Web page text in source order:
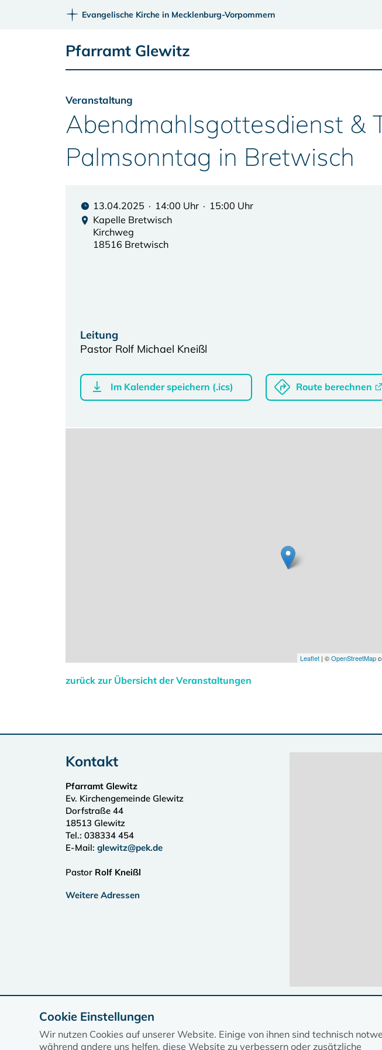
Evangelische Kirche in Mecklenburg-Vorpommern
Pfarramt Glewitz
Veranstaltung
Abendmahlsgottesdienst &
Palmsonntag in Bretwisch
13.04.2025 · 14:00 Uhr · 15:00 Uhr
Kapelle Bretwisch
Kirchweg
18516 Bretwisch
Leitung
Pastor Rolf Michael Kneißl
Im Kalender speichern (.ics) Route berechnen
Leaflet| ©OpenStreetMap
zurück zur Übersicht der Veranstaltungen
Kontakt
Pfarramt Glewitz
Ev. Kirchengemeinde Glewitz
Dorfstraße 44
18513 Glewitz
Tel.: 038334 454
E-Mail: glewitz@pek.de
Pastor Rolf Kneißl
Weitere Adressen
Diese Seite gehört
Cookie Einstellungen
Wir nutzen Cookies auf unserer Website. Einige von ihnen sind technisch
während andere uns helfen, diese Website zu verbessern oder zusätzliche